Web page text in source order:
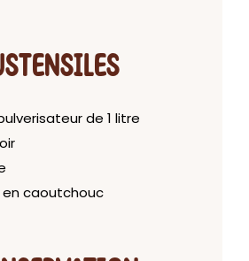
de 1 litre
caoutchouc